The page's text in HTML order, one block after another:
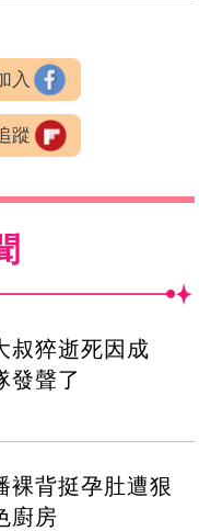
入
蹤
叔猝逝死因成
聲了
裸背挺孕肚遭狠
廚房